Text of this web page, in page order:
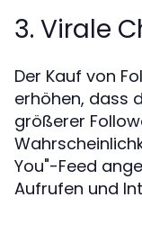
3. Virale
Der Kauf von
erhöhen, dass
größerer
You"-Feed
Aufrufen und